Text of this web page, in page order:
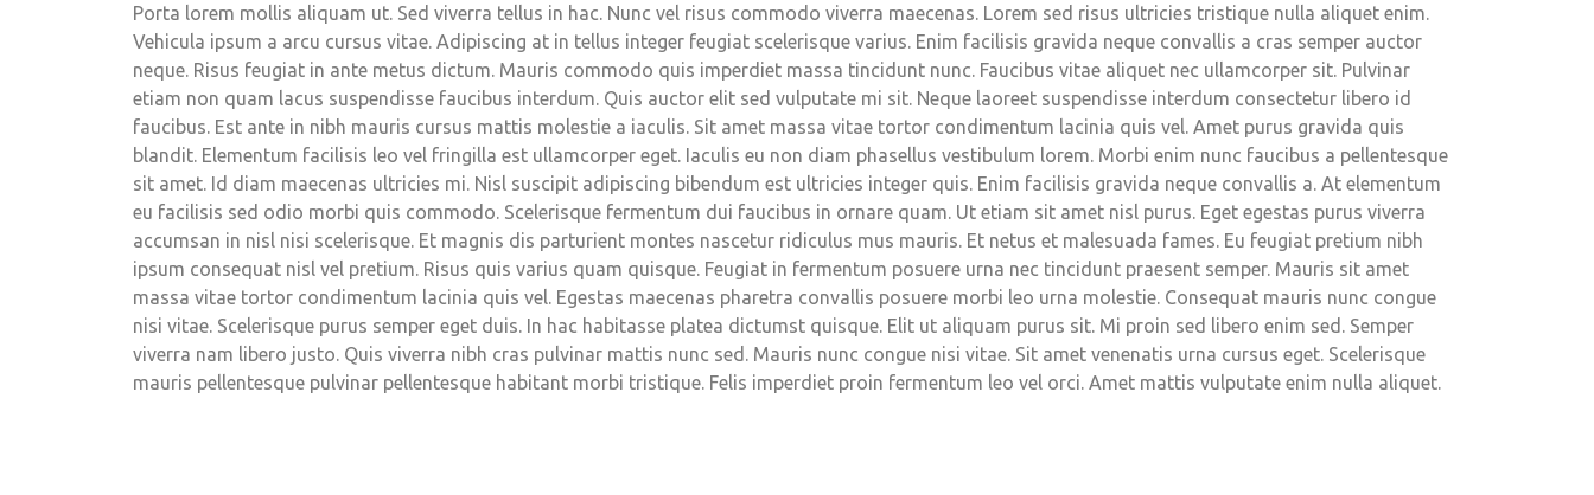
Porta lorem mollis aliquam ut. Sed viverra tellus in hac. Nunc vel risus commodo viverra maecenas. Lorem sed risus ultricies tristique nulla aliquet enim.
Vehicula ipsum a arcu cursus vitae. Adipiscing at in tellus integer feugiat scelerisque varius. Enim facilisis gravida neque convallis a cras semper auctor
neque. Risus feugiat in ante metus dictum. Mauris commodo quis imperdiet massa tincidunt nunc. Faucibus vitae aliquet nec ullamcorper sit. Pulvinar
etiam non quam lacus suspendisse faucibus interdum. Quis auctor elit sed vulputate mi sit. Neque laoreet suspendisse interdum consectetur libero id
faucibus. Est ante in nibh mauris cursus mattis molestie a iaculis. Sit amet massa vitae tortor condimentum lacinia quis vel. Amet purus gravida quis
blandit. Elementum facilisis leo vel fringilla est ullamcorper eget. Iaculis eu non diam phasellus vestibulum lorem. Morbi enim nunc faucibus a pellentesque
sit amet. Id diam maecenas ultricies mi. Nisl suscipit adipiscing bibendum est ultricies integer quis. Enim facilisis gravida neque convallis a. At elementum
eu facilisis sed odio morbi quis commodo. Scelerisque fermentum dui faucibus in ornare quam. Ut etiam sit amet nisl purus. Eget egestas purus viverra
accumsan in nisl nisi scelerisque. Et magnis dis parturient montes nascetur ridiculus mus mauris. Et netus et malesuada fames. Eu feugiat pretium nibh
ipsum consequat nisl vel pretium. Risus quis varius quam quisque. Feugiat in fermentum posuere urna nec tincidunt praesent semper. Mauris sit amet
massa vitae tortor condimentum lacinia quis vel. Egestas maecenas pharetra convallis posuere morbi leo urna molestie. Consequat mauris nunc congue
nisi vitae. Scelerisque purus semper eget duis. In hac habitasse platea dictumst quisque. Elit ut aliquam purus sit. Mi proin sed libero enim sed. Semper
viverra nam libero justo. Quis viverra nibh cras pulvinar mattis nunc sed. Mauris nunc congue nisi vitae. Sit amet venenatis urna cursus eget. Scelerisque
mauris pellentesque pulvinar pellentesque habitant morbi tristique. Felis imperdiet proin fermentum leo vel orci. Amet mattis vulputate enim nulla aliquet.